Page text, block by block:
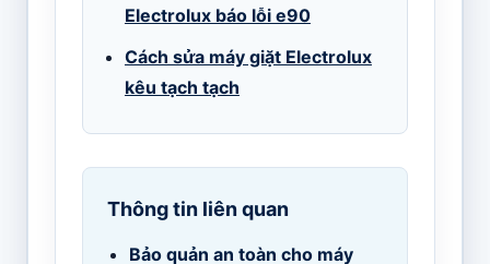
Electrolux báo lỗi e90
Cách sửa máy giặt Electrolux
kêu tạch tạch
Thông tin liên quan
Bảo quản an toàn cho máy